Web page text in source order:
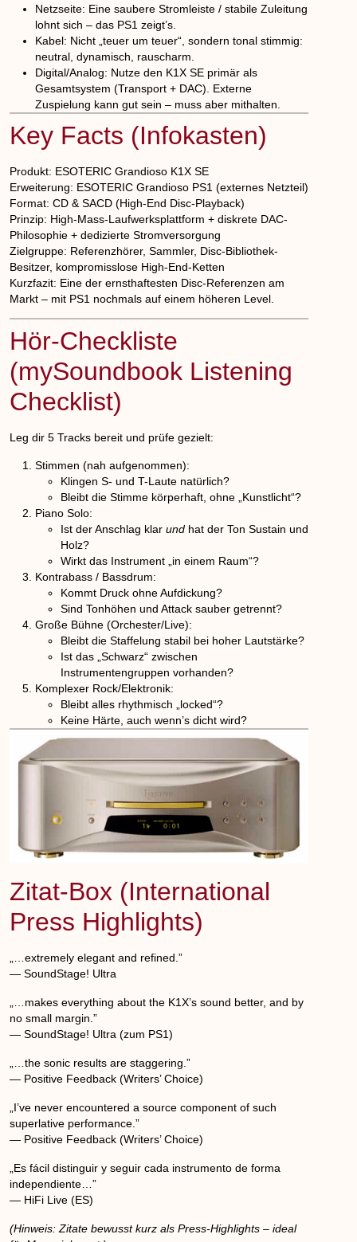
Netzseite: Eine saubere Stromleiste / stabile Zuleitung
lohnt sich – das PS1 zeigt’s.
Kabel: Nicht „teuer um teuer“, sondern tonal stimmig:
neutral, dynamisch, rauscharm.
Digital/Analog: Nutze den K1X SE primär als
Gesamtsystem (Transport + DAC). Externe
Zuspielung kann gut sein – muss aber mithalten.
Key Facts (Infokasten)
Produkt: ESOTERIC Grandioso K1X SE
Erweiterung: ESOTERIC Grandioso PS1 (externes Netzteil)
Format: CD & SACD (High-End Disc-Playback)
Prinzip: High-Mass-Laufwerksplattform + diskrete DAC-
Philosophie + dedizierte Stromversorgung
Zielgruppe: Referenzhörer, Sammler, Disc-Bibliothek-
Besitzer, kompromisslose High-End-Ketten
Kurzfazit: Eine der ernsthaftesten Disc-Referenzen am
Markt – mit PS1 nochmals auf einem höheren Level.
Hör-Checkliste
(mySoundbook Listening
Checklist)
Leg dir 5 Tracks bereit und prüfe gezielt:
Stimmen (nah aufgenommen):
Klingen S- und T-Laute natürlich?
Bleibt die Stimme körperhaft, ohne „Kunstlicht“?
Piano Solo:
Ist der Anschlag klarund hat der Ton Sustain und
Holz?
Wirkt das Instrument „in einem Raum“?
Kontrabass / Bassdrum:
Kommt Druck ohne Aufdickung?
Sind Tonhöhen und Attack sauber getrennt?
Große Bühne (Orchester/Live):
Bleibt die Staffelung stabil bei hoher Lautstärke?
Ist das „Schwarz“ zwischen
Instrumentengruppen vorhanden?
Komplexer Rock/Elektronik:
Bleibt alles rhythmisch „locked“?
Keine Härte, auch wenn’s dicht wird?
Zitat-Box (International
Press Highlights)
„…extremely elegant and refined.”
— SoundStage! Ultra
„…makes everything about the K1X’s sound better, and by
no small margin.”
— SoundStage! Ultra (zum PS1)
„…the sonic results are staggering.”
— Positive Feedback (Writers’ Choice)
„I’ve never encountered a source component of such
superlative performance.”
— Positive Feedback (Writers’ Choice)
„Es fácil distinguir y seguir cada instrumento de forma
independiente…”
— HiFi Live (ES)
(Hinweis: Zitate bewusst kurz als Press-Highlights – ideal